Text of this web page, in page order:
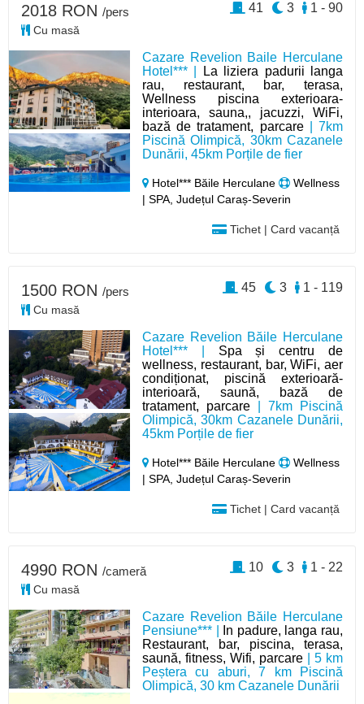
Cazare Revelion Baile Herculane
Hotel*** |
La liziera padurii langa
rau, restaurant, bar, terasa,
Wellness piscina exterioara-
interioara, sauna,, jacuzzi, WiFi,
bază de tratament, parcare| 7km
Piscină Olimpică, 30km Cazanele
Dunării, 45km Porțile de fier
Hotel*** Băile Herculane
Wellness
| SPA, Județul Caraș-Severin
Tichet | Card vacanță
2018 RON /pers
Cu masă
1 - 90
3
41
Cazare Revelion Băile Herculane
Hotel*** | Spa și centru de
wellness, restaurant, bar, WiFi, aer
condiționat, piscină exterioară-
interioară, saună, bază de
tratament, parcare | 7km Piscină
Olimpică, 30km Cazanele Dunării,
45km Porțile de fier
Hotel*** Băile Herculane
Wellness
| SPA, Județul Caraș-Severin
Tichet | Card vacanță
1500 RON /pers
Cu masă
1 - 119
3
45
Cazare Revelion Băile Herculane
Pensiune*** |
In padure, langa rau,
Restaurant, bar, piscina, terasa,
saună, fitness, Wifi, parcare | 5 km
Peștera cu aburi, 7 km Piscină
Olimpică, 30 km Cazanele Dunării
4990 RON /cameră
Cu masă
1 - 22
3
10